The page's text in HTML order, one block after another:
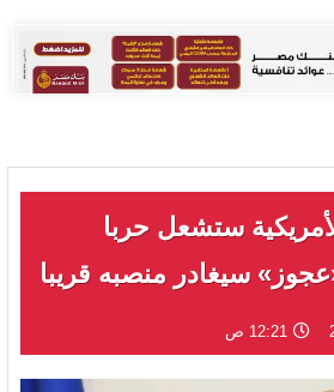
ستشعل حربا
سيغادر منصبه قريبا
12:21 ص